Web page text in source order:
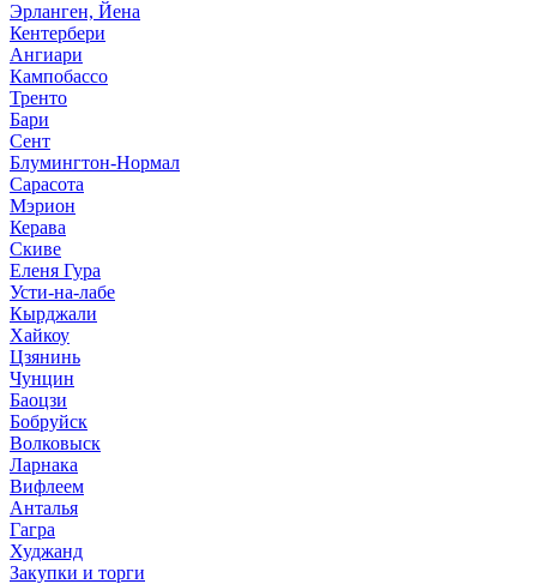
Эрланген, Йена
Кентербери
Ангиари
Кампобассо
Тренто
Бари
Сент
Блумингтон-Нормал
Сарасота
Мэрион
Керава
Скиве
Еленя Гура
Усти-на-лабе
Кырджали
Хайкоу
Цзянинь
Чунцин
Баоцзи
Бобруйск
Волковыск
Ларнака
Вифлеем
Анталья
Гагра
Худжанд
Закупки и торги